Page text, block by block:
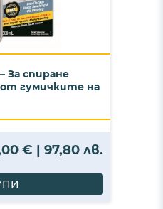
За спиране
от гумичките на
€ | 97,80 лв.